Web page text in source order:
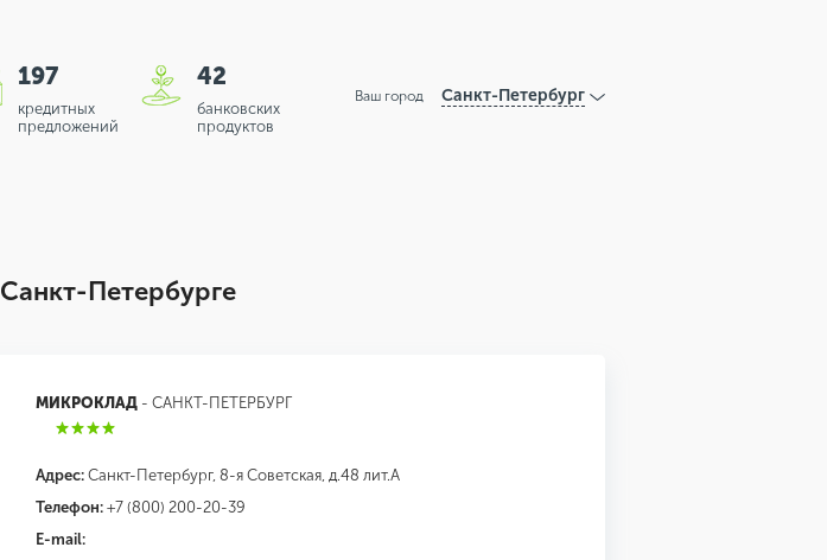
197
кредитных
предложений
42
банковских
продуктов
Ваш город Санкт-Петербург
Петербурге
МИКРОКЛАД- САНКТ-ПЕТЕРБУРГ
Адрес: Санкт-Петербург, 8-я Советская, д.48 лит.А
Телефон: +7 (800) 200-20-39
E-mail: